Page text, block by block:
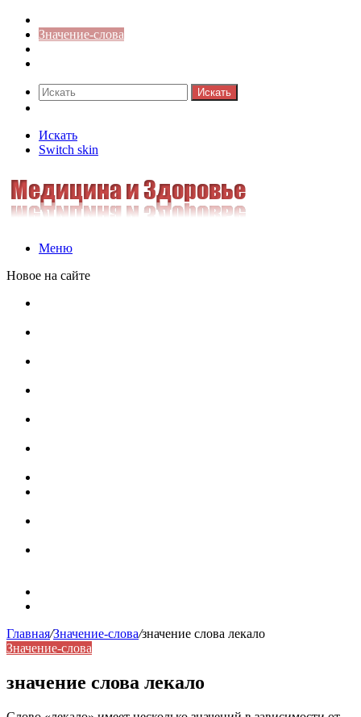
Значение-слова
Искать
Искать
Switch skin
Меню
Новое на сайте
Главная/Значение-слова/значение слова лекало
Значение-слова
значение слова лекало